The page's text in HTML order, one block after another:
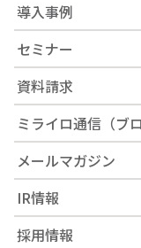
導入事例
セミナー
資料請求
ミライロ通信（ブロ
メールマガジン
IR情報
採用情報